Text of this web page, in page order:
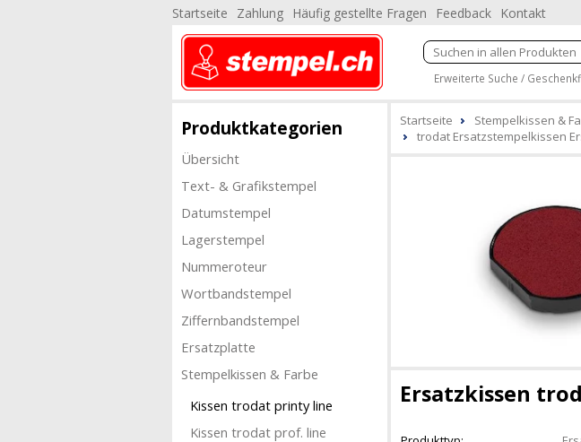
Startseite Zahlung Häufig gestellte Fragen Feedback Kontakt
Erweiterte Suche /
Produktkategorien
Übersicht
Text- & Grafikstempel
Datumstempel
Lagerstempel
Nummeroteur
Wortbandstempel
Ziffernbandstempel
Ersatzplatte
Stempelkissen & Farbe
Kissen trodat printy line
Kissen trodat prof. line
Startseite Stempelkissen &
trodat Ersatzstempelkissen
Ersatzkissen